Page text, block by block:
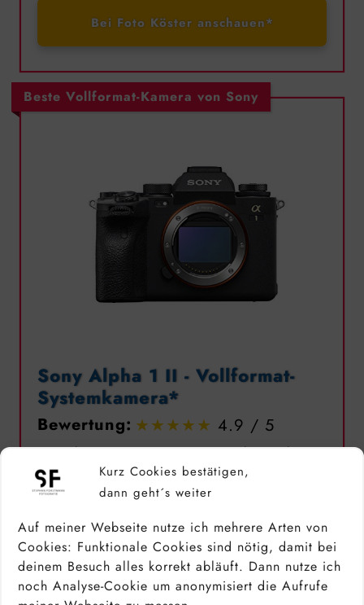
Kurz Cookies bestätigen,
dann geht´s weiter
Auf meiner Webseite nutze ich mehrere Arten von
Cookies: Funktionale Cookies sind nötig, damit bei
deinem Besuch alles korrekt abläuft. Dann nutze ich
noch Analyse-Cookie um anonymisiert die Aufrufe
Bei Foto Köster anschauen*
Beste Vollformat-Kamera von Sony
Sony Alpha 1 II - Vollformat-
Systemkamera*
Bewertung: 4.9
Die beste Sony Kamera am Markt. Punkt.
Sonys Flagschiff-Vollformat-Kamera kann im
Prinzip alles und verwöhnt jeden Profi mit
guten Autofokus, keine sichtbaren Rolling
Shutter Effekte beim lautlosen Fotografieren
und das zusammen mit sehr guten
Videofunktionen. Die Alpha 1 ist in allen